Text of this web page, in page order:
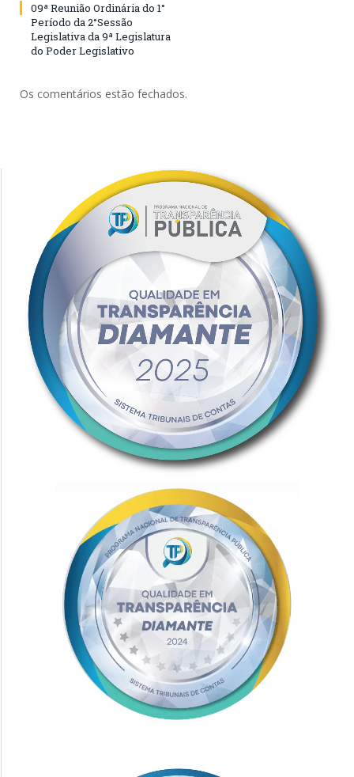
09ª Reunião Ordinária do 1°
Período da 2°Sessão
Legislativa da 9ª Legislatura
do Poder Legislativo
Os comentários estão fechados.